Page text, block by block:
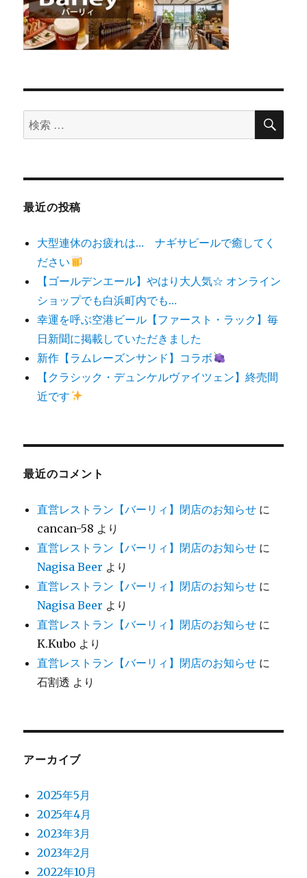
検
索
象:
検
最近の投稿
大型連休のお疲れは… ナギサビールで癒してく
ださい
【ゴールデンエール】やはり大人気☆ オンライン
ショップでも白浜町内でも…
幸運を呼ぶ空港ビール【ファースト・ラック】毎
日新聞に掲載していただきました
新作【ラムレーズンサンド】コラボ
【クラシック・デュンケルヴァイツェン】終売間
近です
最近のコメント
直営レストラン【バーリィ】閉店のお知らせ に
cancan-58 より
直営レストラン【バーリィ】閉店のお知らせ に
Nagisa Beer より
直営レストラン【バーリィ】閉店のお知らせ に
Nagisa Beer より
直営レストラン【バーリィ】閉店のお知らせ に
K.Kubo より
直営レストラン【バーリィ】閉店のお知らせ に
石割透 より
アーカイブ
2025年5月
2025年4月
2023年3月
2023年2月
2022年10月